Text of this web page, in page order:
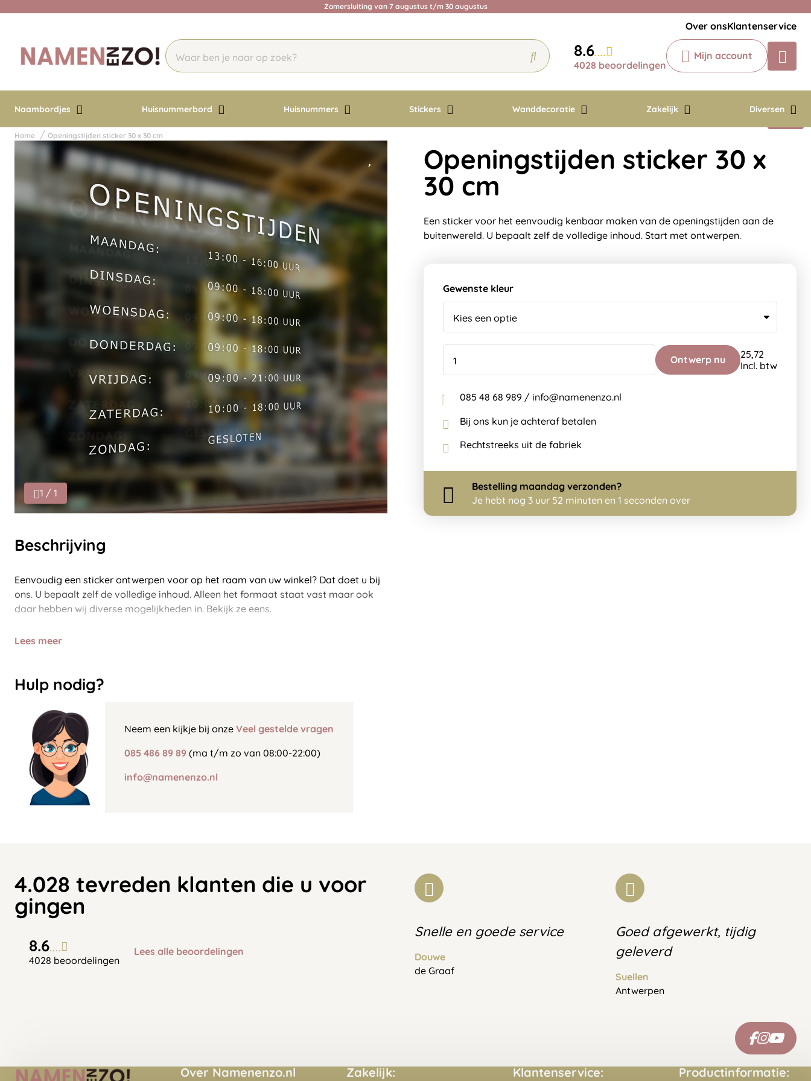
Zomersluiting van 7 augustus t/m 30 augustus
Over onsKlantenservice
8.6
4028 beoordelingen
Mijn account
Naambordjes Huisnummerbord Huisnummers Stickers Wanddecoratie Zakelijk Diversen
Chatbot
Chat 24/7 met onze chatbot voor
Contact
Home Openingstijden sticker 30 x 30 cm
1 / 1
Beschrijving
Eenvoudig een sticker ontwerpen voor op het raam van uw winkel? Dat doet u bij
ons. U bepaalt zelf de volledige inhoud. Alleen het formaat staat vast maar ook
daar hebben wij diverse mogelijkheden in. Bekijk ze eens.
Lees meer
Hulp nodig?
Neem een kijkje bij onze Veel gestelde vragen
085 486 89 89 (ma t/m zo van 08:00-22:00)
info@namenenzo.nl
Openingstijden sticker 30 x
30 cm
Een sticker voor het eenvoudig kenbaar maken van de openingstijden aan de
buitenwereld. U bepaalt zelf de volledige inhoud. Start met ontwerpen.
Gewenste kleur
Ontwerp nu
25,72
Incl. btw
085 48 68 989 / info@namenenzo.nl
Bij ons kun je achteraf betalen
Rechtstreeks uit de fabriek
Bestelling maandag verzonden?
Je hebt nog 3 uur 52 minuten en 0 seconden over
4.028 tevreden klanten die u voor
gingen
8.6
4028 beoordelingen
Lees alle beoordelingen
Snelle en goede service
Douwe
de Graaf
Goed afgewerkt, tijdig
geleverd
Suellen
Antwerpen
Over Namenenzo.nl Zakelijk: Klantenservice: Productinformatie: